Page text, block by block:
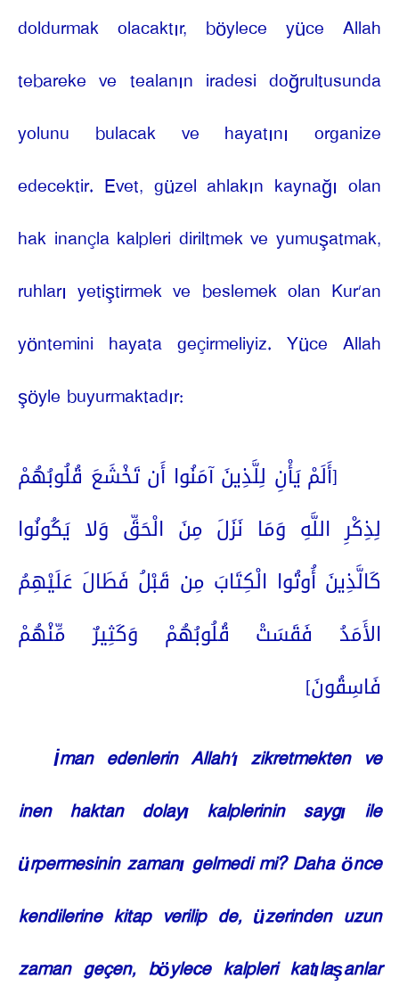
doldurmak olacaktır, böylece yüce Allah
tebareke ve tealanın iradesi doğrultusunda
yolunu bulacak ve hayatını organize
edecektir. Evet, güzel ahlakın kaynağı olan
hak inançla kalpleri diriltmek ve yumuşatmak,
ruhları yetiştirmek ve beslemek olan Kur’an
yöntemini hayata geçirmeliyiz. Yüce Allah
şöyle buyurmaktadır:
[أَلَمْ يَأْنِ لِلَّذِينَ آمَنُوا أَن تَخْشَعَ قُلُوبُهُمْ
لِذِكْرِ اللَّهِ وَمَا نَزَلَ مِنَ الْحَقِّ وَلا يَكُونُوا
كَالَّذِينَ أُوتُوا الْكِتَابَ مِن قَبْلُ فَطَالَ عَلَيْهِمُ
الأَمَدُ فَقَسَتْ قُلُوبُهُمْ وَكَثِيرٌ مِّنْهُمْ
فَاسِقُونَ]
İman edenlerin Allah’ı zikretmekten ve
inen haktan dolayı kalplerinin saygı ile
ürpermesinin zamanı gelmedi mi? Daha önce
kendilerine kitap verilip de, üzerinden uzun
zaman geçen, böylece kalpleri katılaşanlar